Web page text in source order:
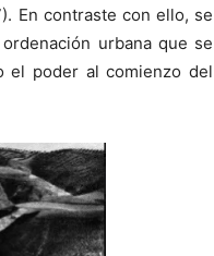
En contraste con ello, se
urbana que se
el poder al comienzo del